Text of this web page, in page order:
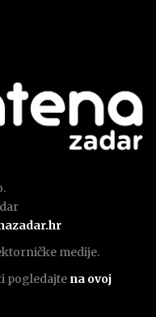
medije.
pogledajte na ovoj